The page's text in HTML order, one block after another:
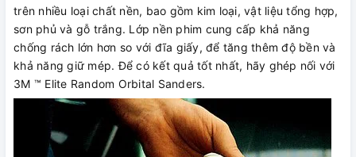
trên nhiều loại chất nền, bao gồm kim loại, vật liệu tổng hợp,
sơn phủ và gỗ trắng. Lớp nền phim cung cấp khả năng
chống rách lớn hơn so với đĩa giấy, để tăng thêm độ bền và
khả năng giữ mép. Để có kết quả tốt nhất, hãy ghép nối với
3M ™ Elite Random Orbital Sanders.